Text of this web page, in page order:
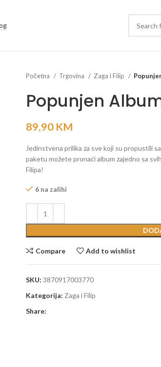
Početna Trgovina Zaga i Filip
Popunjen
89,90 KM
Jedinstvena prilika za sve koji su propustili
paketu možete pronaći album zajedno sa
Filipa!
6 na zalihi
Compare Add to wishlist
SKU: 3870917003770
Kategorija: Zaga i Filip
Share: